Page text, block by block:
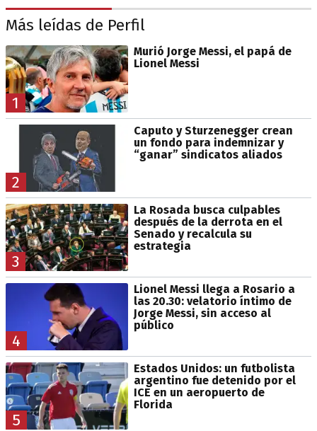
Más leídas de Perfil
1
Murió Jorge Messi, el papá de
Lionel Messi
2
Caputo y Sturzenegger crean
un fondo para indemnizar y
“ganar” sindicatos aliados
3
La Rosada busca culpables
después de la derrota en el
Senado y recalcula su
estrategia
4
Lionel Messi llega a Rosario a
las 20.30: velatorio íntimo de
Jorge Messi, sin acceso al
público
5
Estados Unidos: un futbolista
argentino fue detenido por el
ICE en un aeropuerto de
Florida